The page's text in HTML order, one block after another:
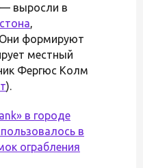
— выросли в
,
формируют
местный
Фергюс Колм
).
в городе
в
ограбления